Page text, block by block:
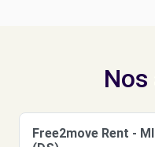
Free2move Rent -